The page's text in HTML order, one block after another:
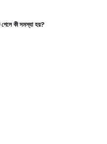
কী সমস্যা হয়?